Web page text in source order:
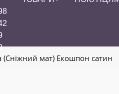
(Сніжний мат) Екошпон сатин